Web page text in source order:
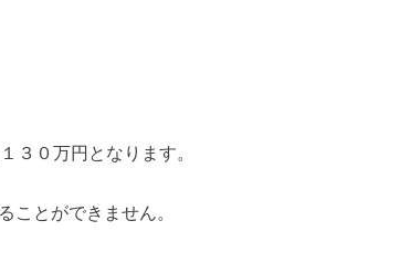
３０万円となります。
ことができません。